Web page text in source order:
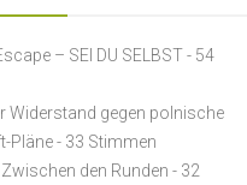
– SEI DU SELBST- 54
Widerstand gegen polnische
Pläne- 33 Stimmen
den Runden - 32